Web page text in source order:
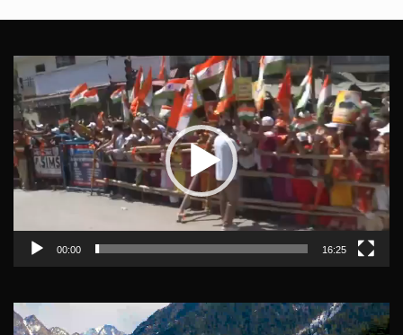
Video
Player
00:00 16:25
Video